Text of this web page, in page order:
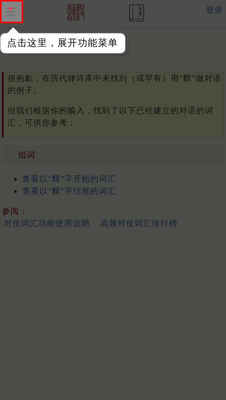
点击这里，展开功能菜单
登录
单字或词汇：
很抱歉，在历代律诗库中未找到（或罕有）用“䴹”做对语
的例子。
但我们根据你的输入，找到了以下已经建立的对语的词
汇，可供你参考：
组词
查看以“䴹”字开始的词汇
查看以“䴹”字结尾的词汇
参阅：
对仗词汇功能使用说明
高频对仗词汇排行榜